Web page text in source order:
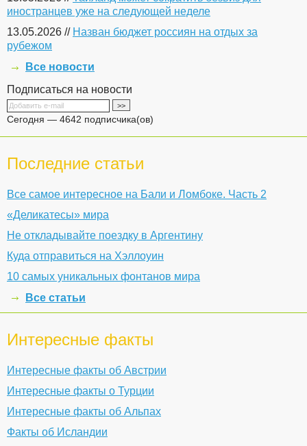
иностранцев уже на следующей неделе
13.05.2026 // Назван бюджет россиян на отдых за
рубежом
Все новости
Подписаться на новости
Сегодня — 4642 подписчика(ов)
Последние статьи
Все самое интересное на Бали и Ломбоке. Часть 2
«Деликатесы» мира
Не откладывайте поездку в Аргентину
Куда отправиться на Хэллоуин
10 самых уникальных фонтанов мира
Все статьи
Интересные факты
Интересные факты об Австрии
Интересные факты о Турции
Интересные факты об Альпах
Факты об Исландии